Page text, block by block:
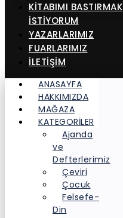
KITABIMI BASTIRMAK
İSTIYORUM
YAZARLARIMIZ
FUARLARIMIZ
İLETİŞİM
ANASAYFA
HAKKIMIZDA
MAĞAZA
KATEGORİLER
Ajanda
ve
Defterlerimiz
Çeviri
Çocuk
Felsefe-
Din